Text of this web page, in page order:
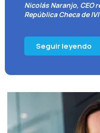
Nicolás Naranjo, CEO
República Checa de
Seguir leyendo